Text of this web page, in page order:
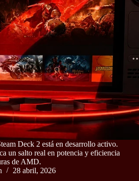
Deck 2 está en desarrollo activo.
un salto real en potencia y eficiencia
de AMD.
28 abril, 2026